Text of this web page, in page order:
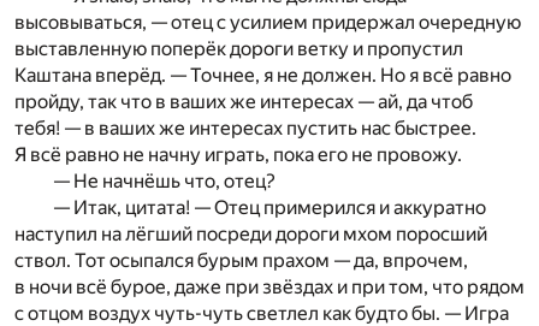
высовываться, — отец с усилием придержал очередную
выставленную поперёк дороги ветку и пропустил
Каштана вперёд. — Точнее, я не должен. Но я всё равно
пройду, так что в ваших же интересах — ай, да чтоб
тебя! — в ваших же интересах пустить нас быстрее.
Я всё равно не начну играть, пока его не провожу.
— Не начнёшь что, отец?
— Итак, цитата! — Отец примерился и аккуратно
наступил на лёгший посреди дороги мхом поросший
ствол. Тот осыпался бурым прахом — да, впрочем,
в ночи всё бурое, даже при звёздах и при том, что рядом
с отцом воздух чуть-чуть светлел как будто бы. — Игра